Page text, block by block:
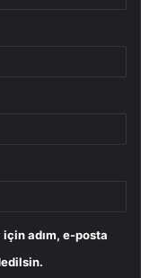
için adım, e-posta